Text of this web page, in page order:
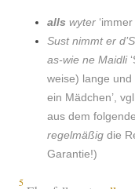
alls wyter
Sust nimmt er
as-wie ne Maid­li
weise) lange
ein Mäd­chen’,
aus dem
regelmäßig die
Garantie!)
5